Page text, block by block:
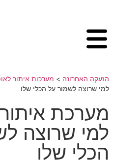
הזעקה האחרונה > מערכות איתור
למי שרוצה לשמור על הכלי שלו
מערכת
למי שרוצה
הכלי שלו